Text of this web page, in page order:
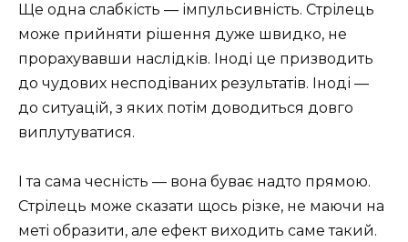
Ще одна слабкість — імпульсивність. Стрілець
може прийняти рішення дуже швидко, не
прорахувавши наслідків. Іноді це призводить
до чудових несподіваних результатів. Іноді —
до ситуацій, з яких потім доводиться довго
виплутуватися.
І та сама чесність — вона буває надто прямою.
Стрілець може сказати щось різке, не маючи на
меті образити, але ефект виходить саме такий.